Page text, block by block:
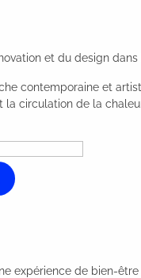
et du design
contemporaine et
la circulation de la
expérience de bien-